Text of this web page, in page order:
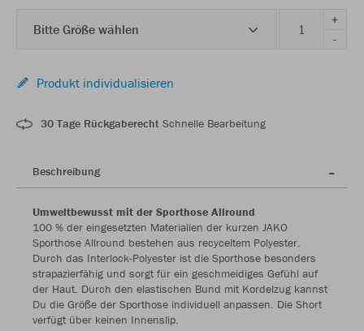
Bitte Größe wählen
+
-
Produkt individualisieren
30 Tage Rückgaberecht Schnelle Bearbeitung
Beschreibung
Umweltbewusst mit der Sporthose Allround
100 % der eingesetzten Materialien der kurzen JAKO
Sporthose Allround bestehen aus recyceltem Polyester.
Durch das Interlock-Polyester ist die Sporthose besonders
strapazierfähig und sorgt für ein geschmeidiges Gefühl auf
der Haut. Durch den elastischen Bund mit Kordelzug kannst
Du die Größe der Sporthose individuell anpassen. Die Short
verfügt über keinen Innenslip.